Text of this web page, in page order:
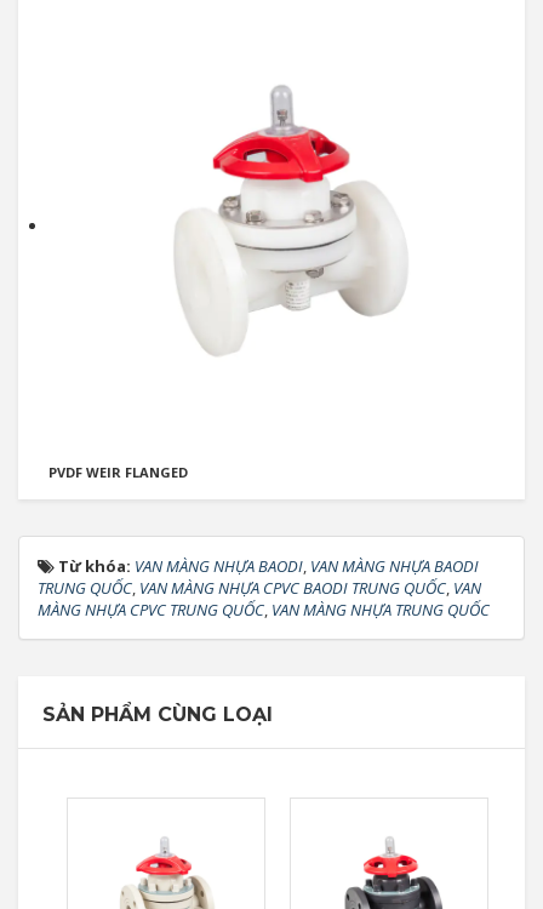
PVDF WEIR FLANGED
Từ khóa: VAN MÀNG NHỰA BAODI, VAN MÀNG NHỰA BAODI
TRUNG QUỐC, VAN MÀNG NHỰA CPVC BAODI TRUNG QUỐC, VAN
MÀNG NHỰA CPVC TRUNG QUỐC, VAN MÀNG NHỰA TRUNG QUỐC
SẢN PHẨM CÙNG LOẠI